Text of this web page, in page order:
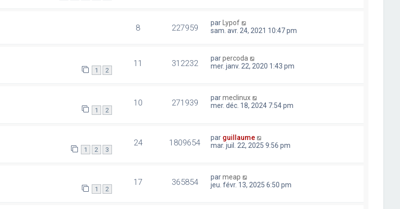
8 227959 par Lypof
sam. avr. 24, 2021 10:47 pm
1 2
11 312232 parpercoda
mer. janv. 22, 2020 1:43 pm
1 2
10 271939 parmeclinux
mer. déc. 18, 2024 7:54 pm
1 2 3
24 1809654 par guillaume
mar. juil. 22, 2025 9:56 pm
1 2
17 365854 parmeap
jeu. févr. 13, 2025 6:50 pm